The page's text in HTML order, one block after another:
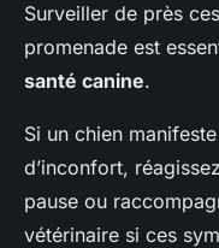
Surveiller de près
promenade est
santé canine.
Si un chien
d’inconfort,
pause ou
vétérinaire si ces